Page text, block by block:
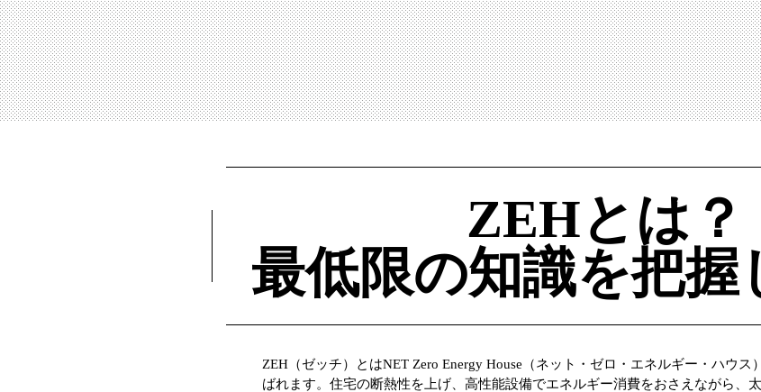
ZEHとは？
最低限の知識を把握
ZEH（ゼッチ）とはNET Zero Energy House（ネット・ゼロ・エネルギー・ハウ
ばれます。住宅の断熱性を上げ、高性能設備でエネルギー消費をおさえながら、